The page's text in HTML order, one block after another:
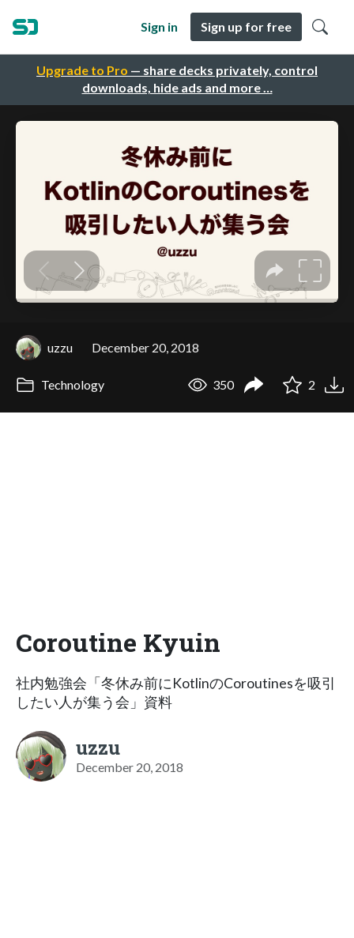
Upgrade to Pro — share decks privately, control
downloads, hide ads and more …
Sign in Sign up for free
uzzu December 20, 2018
Technology 350 2
Coroutine Kyuin
社内勉強会「冬休み前にKotlinのCoroutinesを吸引
したい人が集う会」資料
uzzu
December 20, 2018